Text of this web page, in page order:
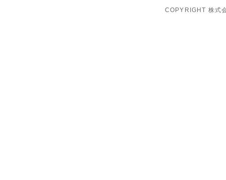
COPYRIGHT 株式